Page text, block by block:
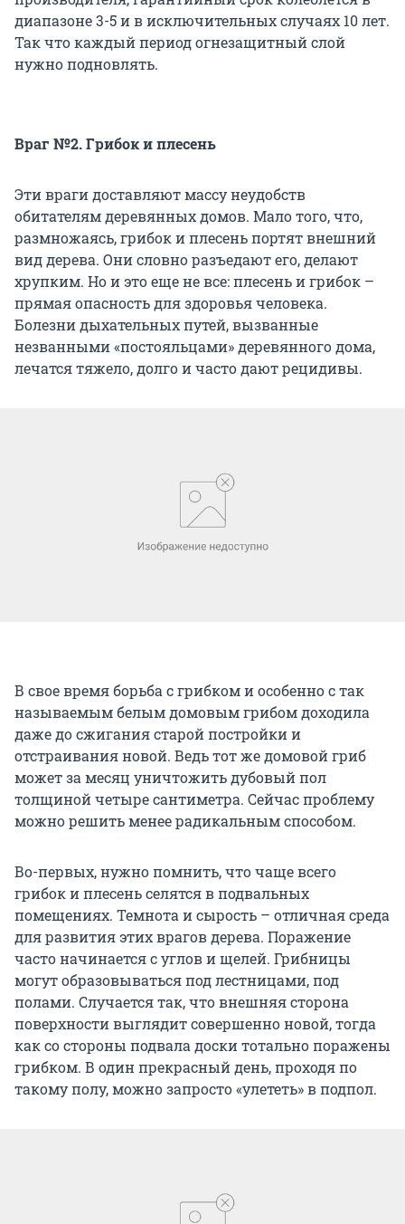
диапазоне 3-5 и в исключительных случаях 10 лет.
Так что каждый период огнезащитный слой
нужно подновлять.
Враг №2. Грибок и плесень
Эти враги доставляют массу неудобств
обитателям деревянных домов. Мало того, что,
размножаясь, грибок и плесень портят внешний
вид дерева. Они словно разъедают его, делают
хрупким. Но и это еще не все: плесень и грибок –
прямая опасность для здоровья человека.
Болезни дыхательных путей, вызванные
незванными «постояльцами» деревянного дома,
лечатся тяжело, долго и часто дают рецидивы.
В свое время борьба с грибком и особенно с так
называемым белым домовым грибом доходила
даже до сжигания старой постройки и
отстраивания новой. Ведь тот же домовой гриб
может за месяц уничтожить дубовый пол
толщиной четыре сантиметра. Сейчас проблему
можно решить менее радикальным способом.
Во-первых, нужно помнить, что чаще всего
грибок и плесень селятся в подвальных
помещениях. Темнота и сырость – отличная среда
для развития этих врагов дерева. Поражение
часто начинается с углов и щелей. Грибницы
могут образовываться под лестницами, под
полами. Случается так, что внешняя сторона
поверхности выглядит совершенно новой, тогда
как со стороны подвала доски тотально поражены
грибком. В один прекрасный день, проходя по
такому полу, можно запросто «улететь» в подпол.